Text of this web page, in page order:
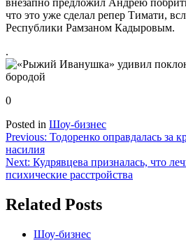
что это уже сделал репер Тимати,
Республики Рамзаном Кадыровым.
.
0
Posted in Шоу-бизнес
Навигация
по
записям
Previous: Тодоренко оправдалась за
насилия
Next: Кудрявцева призналась, что
психические расстройства
Related Posts
Шоу-бизнес